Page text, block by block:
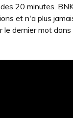
20 minutes.
et n'a plus
le dernier mot